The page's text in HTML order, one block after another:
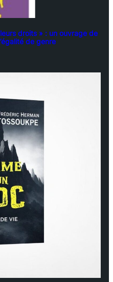
droits » : un ouvrage de
de genre